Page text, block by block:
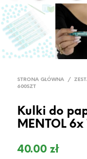
STRONA GŁÓWNA /
600SZT
Kulki do
MENTOL 6x
40.00 zł